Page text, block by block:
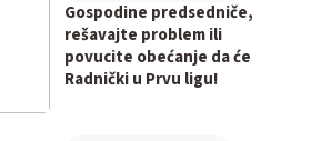
Gospodine predsedniče,
rešavajte problem ili
povucite obećanje da će
Radnički u Prvu ligu!